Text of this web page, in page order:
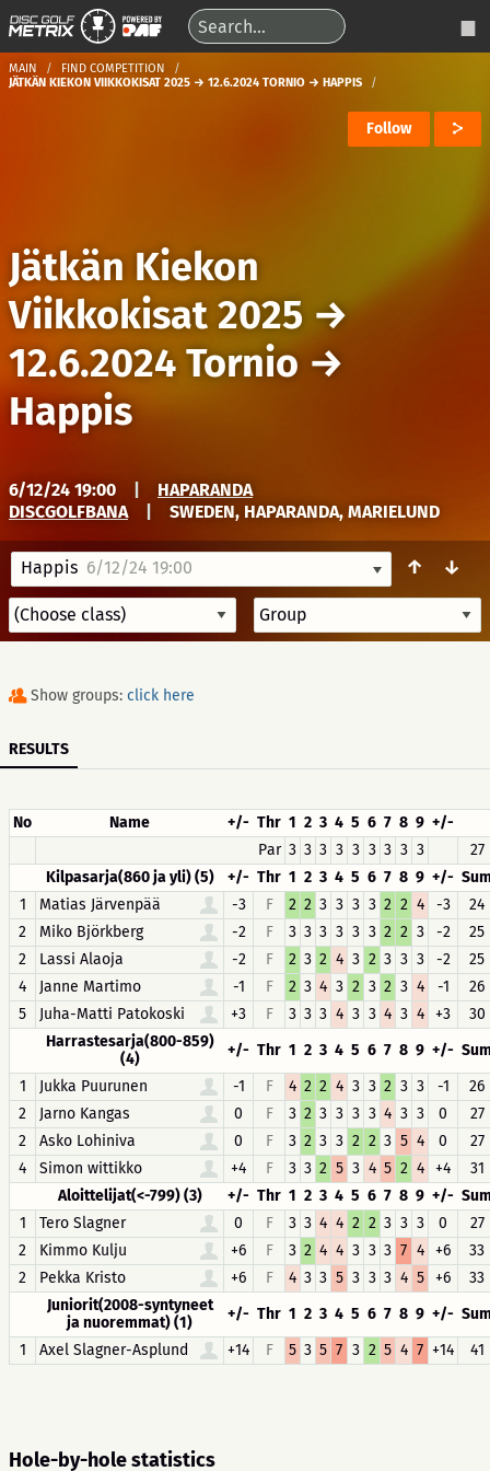
MAIN
FIND COMPETITION
JÄTKÄN KIEKON VIIKKOKISAT 2025 → 12.6.2024 TORNIO → HAPPIS
Follow
Jätkän Kiekon
Viikkokisat 2025 →
12.6.2024 Tornio→
Happis
6/12/24 19:00
HAPARANDA
DISCGOLFBANA
SWEDEN, HAPARANDA, MARIELUND
Happis 6/12/24 19:00 ↑ ↓
Show groups: click here
RESULTS
No Name +/- Thr 1 2 3 4 5 6 7 8 9 +/-
Par 3 3 3 3 3 3 3 3 3
27
Kilpasarja(860 ja yli) (5)
+/- Thr 1 2 3 4 5 6 7 8 9 +/-
1
Matias Järvenpää -3 F 2 2 3 3 3 3 2 2 4 -3
24
2
Miko Björkberg -2 F 3 3 3 3 3 3 2 2 3 -2
25
2
Lassi Alaoja -2 F 2 3 2 4 3 2 3 3 3 -2
25
4
Janne Martimo -1 F 2 3 4 3 2 3 2 3 4 -1
26
5
Juha-Matti Patokoski +3 F 3 3 3 4 3 3 4 3 4 +3
30
Harrastesarja(800-859)
(4)
+/- Thr 1 2 3 4 5 6 7 8 9 +/-
1
Jukka Puurunen -1 F 4 2 2 4 3 3 2 3 3 -1
26
2
Jarno Kangas 0 F 3 2 3 3 3 3 4 3 3 0
27
2
Asko Lohiniva 0 F 3 2 3 3 2 2 3 5 4 0
27
4
Simon wittikko +4 F 3 3 2 5 3 4 5 2 4 +4
31
Aloittelijat(<-799) (3)
+/- Thr 1 2 3 4 5 6 7 8 9 +/-
1
Tero Slagner 0 F 3 3 4 4 2 2 3 3 3 0
27
2
Kimmo Kulju +6 F 3 2 4 4 3 3 3 7 4 +6
33
2
Pekka Kristo +6 F 4 3 3 5 3 3 3 4 5 +6
33
Juniorit(2008-syntyneet
ja nuoremmat) (1)
+/- Thr 1 2 3 4 5 6 7 8 9 +/-
1
Axel Slagner-Asplund +14 F 5 3 5 7 3 2 5 4 7 +14 41
Hole-by-hole statistics